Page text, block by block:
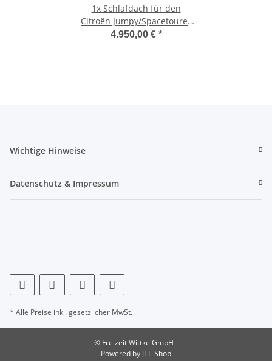
1x Schlafdach für den
Citroën Jumpy/Spacetourer
K0205 weiß
4.950,00 € *
Wichtige Hinweise
Datenschutz & Impressum
* Alle Preise inkl. gesetzlicher MwSt.
© Freizeit Wittke GmbH
Powered by JTL-Shop